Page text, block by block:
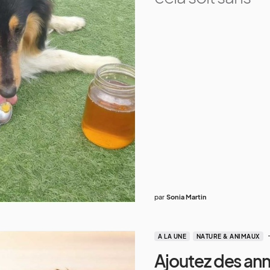
par Sonia Martin
A LA UNE NATURE & ANIMAUX
Ajoutez des